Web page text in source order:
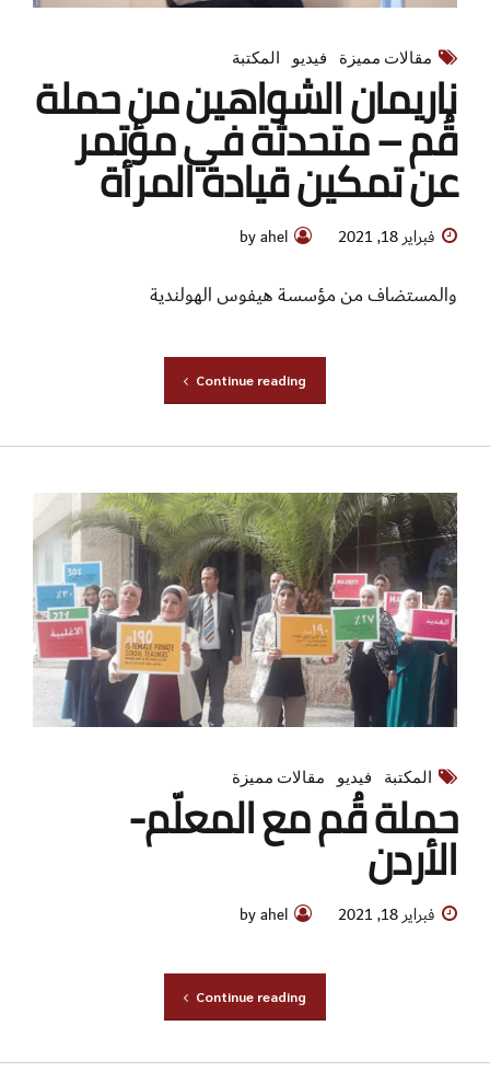
مقالات مميزة فيديو المكتبة
ناريمان الشواهين من حملة
قُم – متحدثة في مؤتمر
عن تمكين قيادة المرأة
فبراير 18, 2021 by ahel
والمستضاف من مؤسسة هيفوس الهولندية
Continue reading
المكتبة فيديو مقالات مميزة
حملة قُم مع المعلّم-
الأردن
فبراير 18, 2021 by ahel
Continue reading